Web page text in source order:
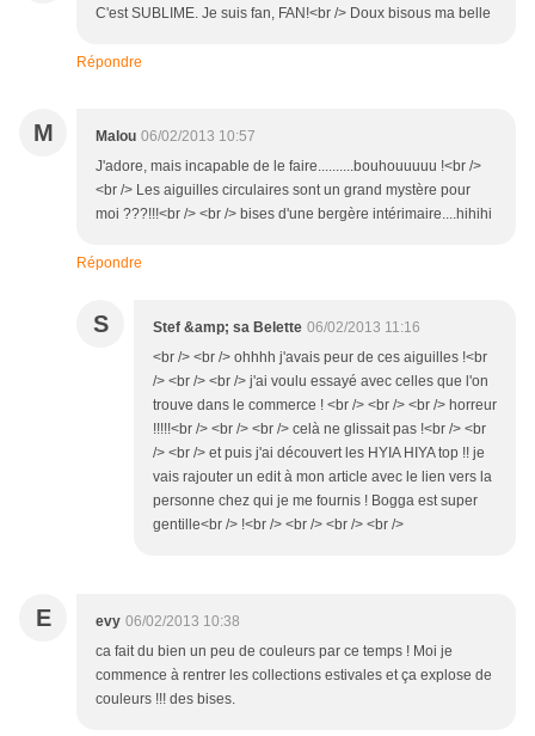
C'est SUBLIME. Je suis fan, FAN!<br /> Doux bisous ma belle
Répondre
M Malou 06/02/2013 10:57
J'adore, mais incapable de le faire..........bouhouuuuu !<br />
<br /> Les aiguilles circulaires sont un grand mystère pour
moi ???!!!<br /> <br /> bises d'une bergère intérimaire....hihihi
Répondre
S Stef &amp; sa Belette 06/02/2013 11:16
<br /> <br /> ohhhh j'avais peur de ces aiguilles !<br
/> <br /> <br /> j'ai voulu essayé avec celles que l'on
trouve dans le commerce ! <br /> <br /> <br /> horreur
!!!!!<br /> <br /> <br /> celà ne glissait pas !<br /> <br
/> <br /> et puis j'ai découvert les HYIA HIYA top !! je
vais rajouter un edit à mon article avec le lien vers la
personne chez qui je me fournis ! Bogga est super
gentille<br /> !<br /> <br /> <br /> <br />
E evy 06/02/2013 10:38
ca fait du bien un peu de couleurs par ce temps ! Moi je
commence à rentrer les collections estivales et ça explose de
couleurs !!! des bises.